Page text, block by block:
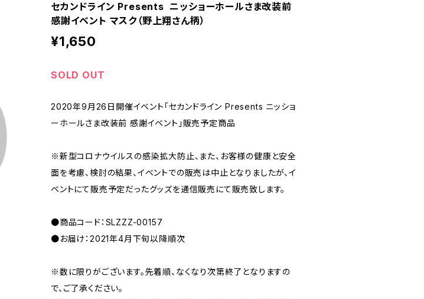
セカンドライン Presents ニッショーホールさま改装前
感謝イベント マスク（野上翔さん柄）
¥1,650
SOLD OUT
2020年9月26日開催イベント「セカンドライン Presents ニッショ
ーホールさま改装前 感謝イベント」販売予定商品
※新型コロナウイルスの感染拡大防止、また、お客様の健康と安全
面を考慮、検討の結果、イベントでの販売は中止となりましたが、イ
ベントにて販売予定だったグッズを通信販売にて販売致します。
●商品コード：SLZZZ-00157
●お届け：2021年4月下旬以降順次
※数に限りがございます。先着順、なくなり次第終了となりますの
で、ご了承ください。